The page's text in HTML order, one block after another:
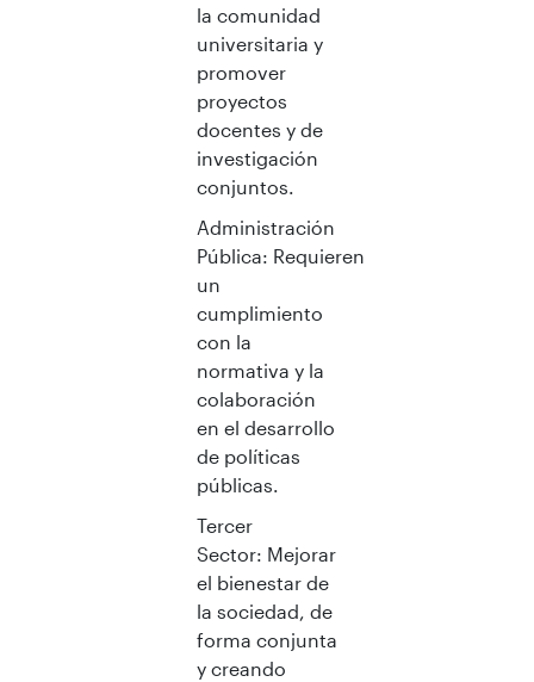
la comunidad
universitaria y
promover
proyectos
docentes y de
investigación
conjuntos.
Administración
Pública: Requieren
un
cumplimiento
con la
normativa y la
colaboración
en el desarrollo
de políticas
públicas.
Tercer
Sector: Mejorar
el bienestar de
la sociedad, de
forma conjunta
y creando